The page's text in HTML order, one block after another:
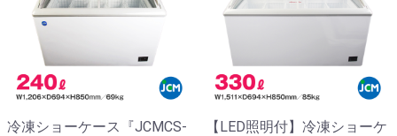
冷凍ショーケース『JCMCS-
【LED照明付】冷凍ショーケ